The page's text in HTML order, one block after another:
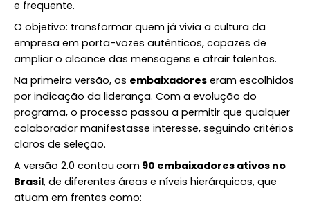
e frequente.
O objetivo: transformar quem já vivia a cultura da
empresa em porta-vozes autênticos, capazes de
ampliar o alcance das mensagens e atrair talentos.
Na primeira versão, os embaixadores eram escolhidos
por indicação da liderança. Com a evolução do
programa, o processo passou a permitir que qualquer
colaborador manifestasse interesse, seguindo critérios
claros de seleção.
A versão 2.0 contou com 90 embaixadores ativos no
Brasil, de diferentes áreas e níveis hierárquicos, que
atuam em frentes como: